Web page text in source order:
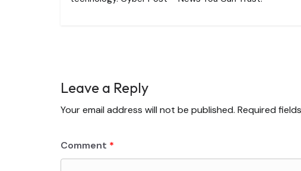
Leave a Reply
Your email address will not be published. Required
Comment *